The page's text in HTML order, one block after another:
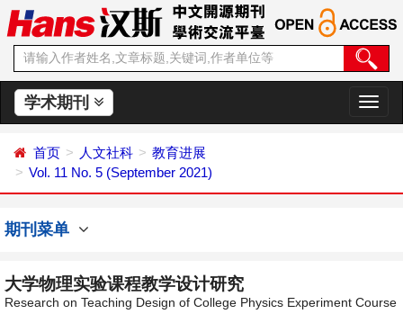
学术期刊
切
换
首页 人文社科
教育进展
Vol. 11 No. 5 (September 2021)
期刊菜单
大学物理实验课程教学设计研究
Research on Teaching Design of College Physics Experiment Course